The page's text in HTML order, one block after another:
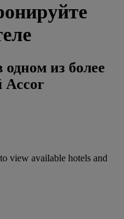
из более
Accor
view available hotels and